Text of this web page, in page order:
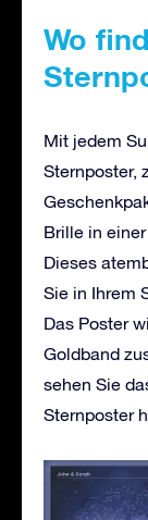
Wo
Mit jedem
Sternposter,
Brille in
Dieses
Sie in Ihrem
Das Poster
Goldband
sehen Sie
Sternposter